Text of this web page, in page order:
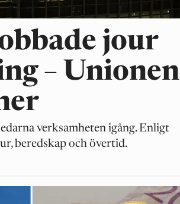
jour
– Unionen
verksamheten igång. Enligt
beredskap och övertid.